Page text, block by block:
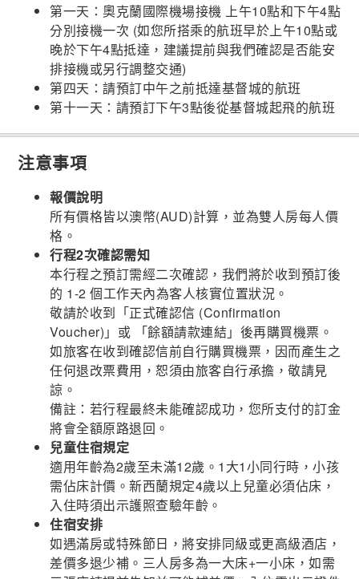
第一天：奧克蘭國際機場接機 上午10點和下午4點
分別接機一次 (如您所搭乘的航班早於上午10點或
晚於下午4點抵達，建議提前與我們確認是否能安
排接機或另行調整交通)
第四天：請預訂中午之前抵達基督城的航班
第十一天：請預訂下午3點後從基督城起飛的航班
注意事項
報價說明
所有價格皆以澳幣(AUD)計算，並為雙人房每人價
格。
行程2次確認需知
本行程之預訂需經二次確認，我們將於收到預訂後
的 1-2 個工作天內為客人核實位置狀況。
敬請於收到「正式確認信 (Confirmation
Voucher)」或 「餘額請款連結」後再購買機票。
如旅客在收到確認信前自行購買機票，因而產生之
任何退改票費用，恕須由旅客自行承擔，敬請見
諒。
備註：若行程最終未能確認成功，您所支付的訂金
將會全額原路退回。
兒童住宿規定
適用年齡為2歲至未滿12歲。1大1小同行時，小孩
需佔床計價。新西蘭規定4歲以上兒童必須佔床，
入住時須出示護照查驗年齡。
住宿安排
如遇滿房或特殊節日，將安排同級或更高級酒店，
差價多退少補。三人房多為一大床+一小床，如需